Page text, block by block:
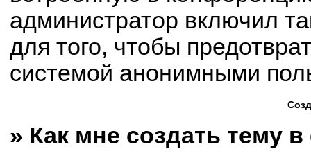
администратор включил
для того, чтобы
системой анонимными
» Как мне создать тему